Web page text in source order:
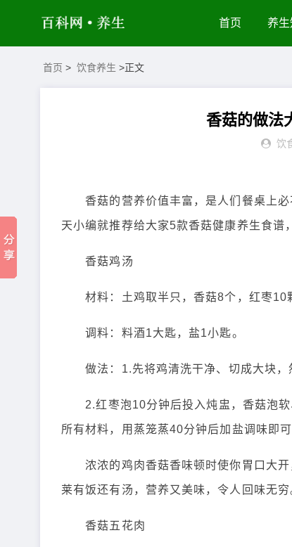
首页 养生
首页 > 饮食养生 >正文
香菇的做法
饮
香菇的营养价值丰富，是人们餐桌上必
天小编就推荐给大家5款香菇健康养生食谱
香菇鸡汤
材料：土鸡取半只，香菇8个，红枣10
调料：料酒1大匙，盐1小匙。
做法：1.先将鸡清洗干净、切成大块，
2.红枣泡10分钟后投入炖盅，香菇泡软
所有材料，用蒸笼蒸40分钟后加盐调味即可
浓浓的鸡肉香菇香味顿时使你胃口大开
莱有饭还有汤，营养又美味，令人回味无穷
香菇五花肉